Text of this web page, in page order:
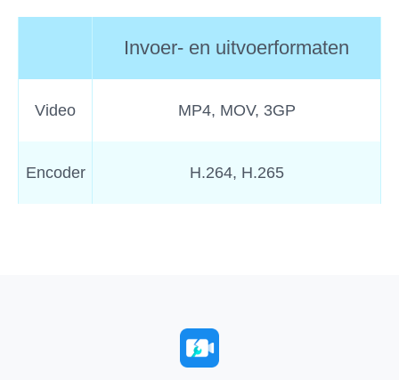
Invoer- en uitvoerformaten
Video MP4, MOV, 3GP
Encoder H.264, H.265